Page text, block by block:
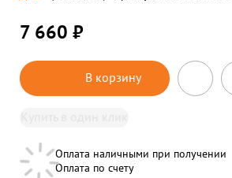
7 660 ₽
В корзину
Оплата наличными при получении
Оплата по счету